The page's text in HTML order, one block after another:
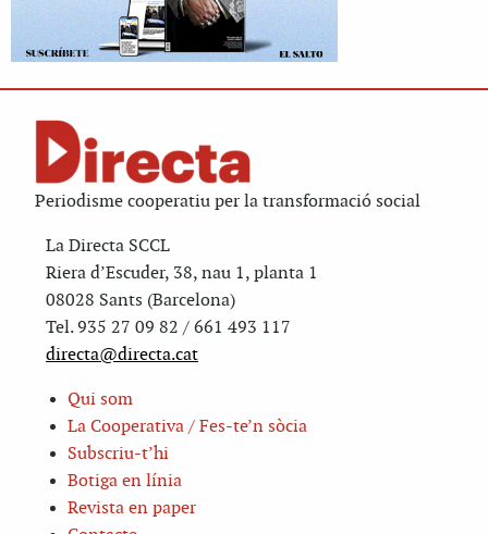
Periodisme cooperatiu per la transformació social
La Directa SCCL
Riera d’Escuder, 38, nau 1, planta 1
08028 Sants (Barcelona)
Tel. 935 27 09 82 / 661 493 117
directa@directa.cat
Qui som
La Cooperativa / Fes-te’n sòcia
Subscriu-t’hi
Botiga en línia
Revista en paper